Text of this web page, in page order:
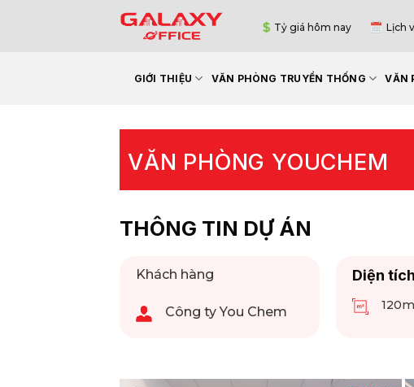
Tỷ giá hôm nay Lịch
GIỚI THIỆU VĂN PHÒNG TRUYỀN THỐNG VĂN
VĂN PHÒNG YOUCHEM
THÔNG TIN DỰ ÁN
Khách hàng
Công ty You Chem
Diện tích